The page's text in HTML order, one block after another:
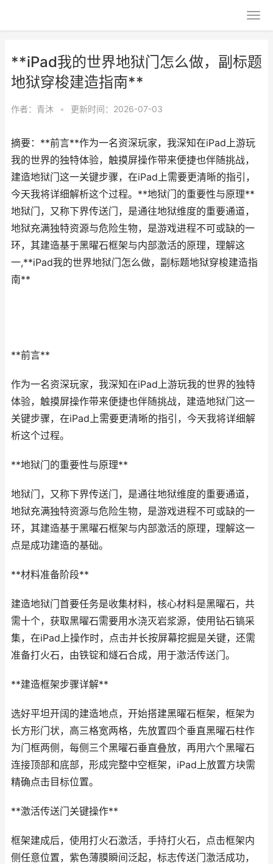
**iPad我的世界地狱门怎么做，副标题
地狱穿梭建造指南**
作者： 青沐 • 更新时间：2026-07-03
摘要：**前言**作为一名资深玩家，我深知在iPad上游玩
我的世界的独特体验，触摸屏操作带来便捷也伴随挑战，
建造地狱门这一关键步骤，在iPad上需要更清晰的指引，
今天我将详细解析这个过程。**地狱门的重要性与原理**
地狱门，又称下界传送门，是通往地狱维度的重要通道，
地狱充满独特资源与危险生物，是游戏进程不可或缺的一
环，其建造基于黑曜石框架与内部激活的原理，理解这
一,**iPad我的世界地狱门怎么做，副标题地狱穿梭建造指
南**
**前言**
作为一名资深玩家，我深知在iPad上游玩我的世界的独特
体验，触摸屏操作带来便捷也伴随挑战，建造地狱门这一
关键步骤，在iPad上需要更清晰的指引，今天我将详细解
析这个过程。
**地狱门的重要性与原理**
地狱门，又称下界传送门，是通往地狱维度的重要通道，
地狱充满独特资源与危险生物，是游戏进程不可或缺的一
环，其建造基于黑曜石框架与内部激活的原理，理解这一
点是成功建造的基础。
**材料准备阶段**
建造地狱门首要任务是收集材料，核心材料是黑曜石，共
需十个，获取黑曜石需要用水浇灭岩浆源，使用钻石镐采
集，在iPad上操作时，点击并长按屏幕挖掘是关键，还需
准备打火石，由铁锭和燧石合成，用于激活传送门。
**建造框架步骤详解**
选好平坦开阔的建造地点，开始搭建黑曜石框架，框架为
长方形门状，高三格宽两格，先放置四个垂直黑曜石柱作
为门框两侧，每侧三个黑曜石垂直叠放，再用六个黑曜石
连接顶部和底部，形成完整中空框架，iPad上放置方块需
精确点击目标位置。
**激活传送门关键操作**
框架建成后，使用打火石激活，手持打火石，点击框架内
侧任意位置，紫色薄膜瞬间泛起，标志传送门激活成功，